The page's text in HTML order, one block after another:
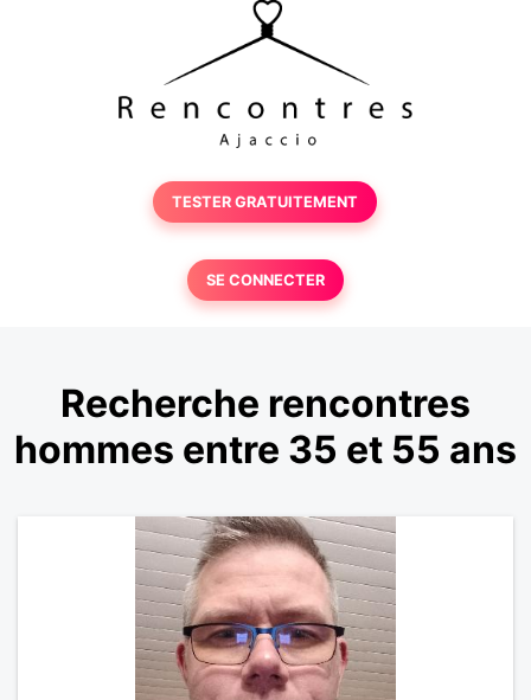
TESTER GRATUITEMENT
SE CONNECTER
Recherche rencontres
hommes entre 35 et 55 ans